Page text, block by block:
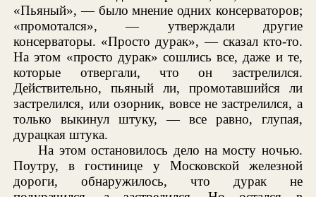
«Пьяный», — было мнение одних консерваторов;
«промотался», — утверждали другие
консерваторы. «Просто дурак», — сказал кто-то.
На этом «просто дурак» сошлись все, даже и те,
которые отвергали, что он застрелился.
Действительно, пьяный ли, промотавшийся ли
застрелился, или озорник, вовсе не застрелился, а
только выкинул штуку, — все равно, глупая,
дурацкая штука.
На этом остановилось дело на мосту ночью.
Поутру, в гостинице у Московской железной
дороги, обнаружилось, что дурак не